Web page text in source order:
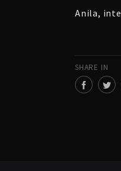
Anila,
SHARE IN